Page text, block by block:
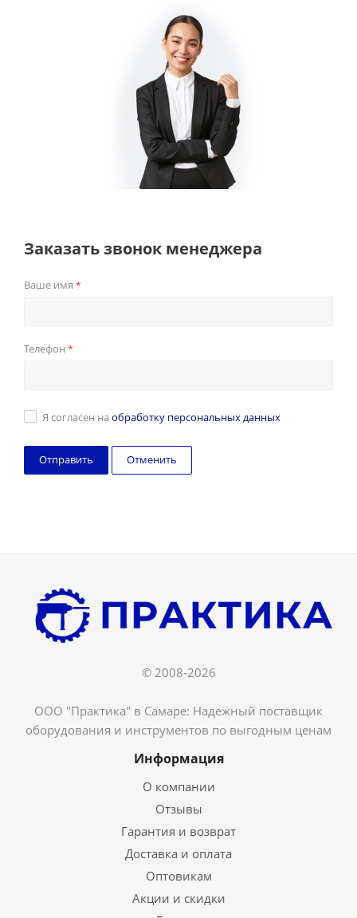
Заказать звонок менеджера
Ваше имя *
Телефон *
Я согласен на обработку персональных данных
Отменить
© 2008-2026
ООО "Практика" в Самаре: Надежный поставщик
оборудования и инструментов по выгодным ценам
Информация
О компании
Отзывы
Гарантия и возврат
Доставка и оплата
Оптовикам
Акции и скидки